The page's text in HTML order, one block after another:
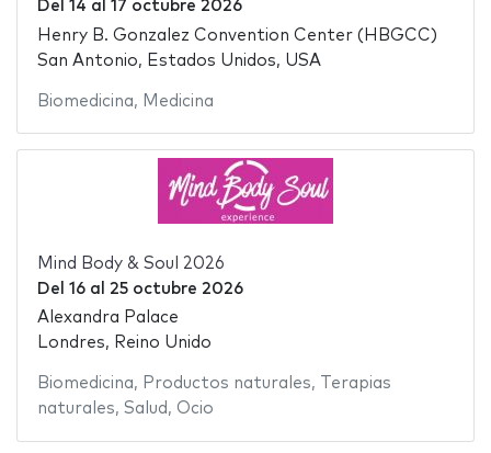
Del 14 al 17 octubre 2026
Henry B. Gonzalez Convention Center (HBGCC)
San Antonio, Estados Unidos, USA
Biomedicina, Medicina
Mind Body & Soul 2026
Del 16al 25 octubre 2026
Alexandra Palace
Londres, Reino Unido
Biomedicina, Productos naturales,
Terapias
naturales, Salud , Ocio